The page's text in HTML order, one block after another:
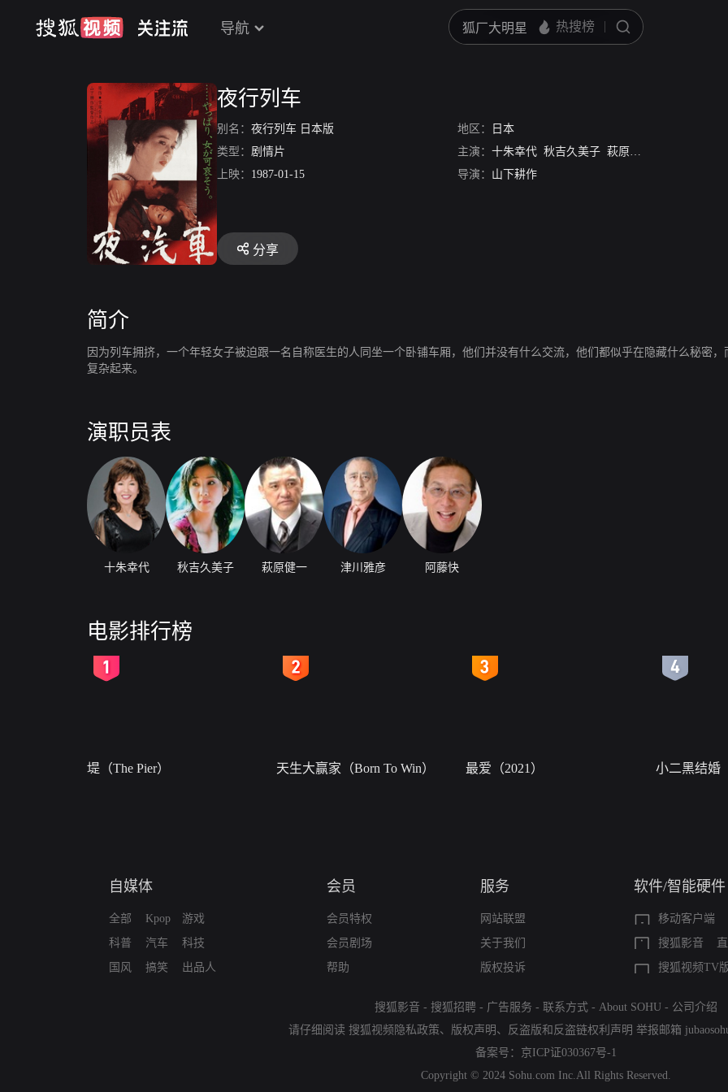
导航
夜行列车
别名： 夜行列车 日本版 地区：
日本
类型： 剧情片 主演： 十朱幸代 秋吉久美子 萩原健一
上映： 1987-01-15 导演： 山下耕作
分享
简介
因为列车拥挤，一个年轻女子被迫跟一名自称医生的人同坐一个卧铺车厢，他们并没有什么交流，他们都似乎在隐藏什么秘密
复杂起来。
演职员表
十朱幸代 秋吉久美子 萩原健一 津川雅彦 阿藤快
电影排行榜
堤（The Pier） 天生大赢家（Born To Win） 最爱（2021） 小二黑结婚
自媒体
全部
科普
国风
Kpop
汽车
搞笑
游戏
科技
出品人
会员
会员特权
会员剧场
帮助
服务
网站联盟
关于我们
版权投诉
软件/智能硬件
移动客户端
搜狐影音
搜狐视频TV
搜狐影音 - 搜狐招聘 - 广告服务 - 联系方式 - About SOHU - 公司介绍
请仔细阅读 搜狐视频隐私政策、 版权声明 、 反盗版和反盗链权利声明 举报邮箱
备案号： 京ICP证030367号-1
Copyright © 2024 Sohu.com Inc.All Rights Reserved.